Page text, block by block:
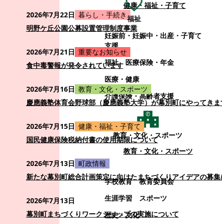
健康・福祉・子育て
妊娠前・妊娠中・出産・子育て
支援
福祉
医療保険・年金
医療・健康
介護保険・高齢者支援
教育・文化・スポーツ
教育・文化・スポーツ
学校教育
教育委員会
生涯学習
スポーツ
歴史・文化
2026年7月22日 暮らし・手続き
明野ケ丘公園公募設置管理制度事業
2026年7月21日 重要なお知らせ
食中毒警報が発令されています
2026年7月16日 教育・文化・スポーツ
慶應義塾体育会野球部（慶應義塾大学）が幕別町にやってき
2026年7月15日 健康・福祉・子育て
国民健康保険税納付書の使用期限について
2026年7月13日 町政情報
新たな幕別町総合計画策定に向けたまちづくりアイデアの募
2026年7月13日
幕別町まちづくりワークショップの実施について
福祉